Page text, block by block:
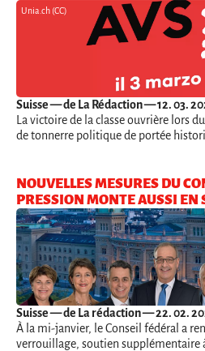
Unia.ch (CC)
Suisse— de La Rédaction — 12. 03.
La victoire de la classe ouvrière lors
de tonnerre politique de portée
NOUVELLES MESURES DU
PRESSION MONTE AUSSI EN
Suisse— de La rédaction — 22. 02.
À la mi-janvier, le Conseil fédéral a
verrouillage, soutien supplémentaire